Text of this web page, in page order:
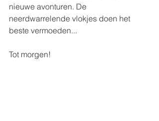
nieuwe avonturen. De
neerdwarrelende vlokjes doen het
beste vermoeden...
Tot morgen!